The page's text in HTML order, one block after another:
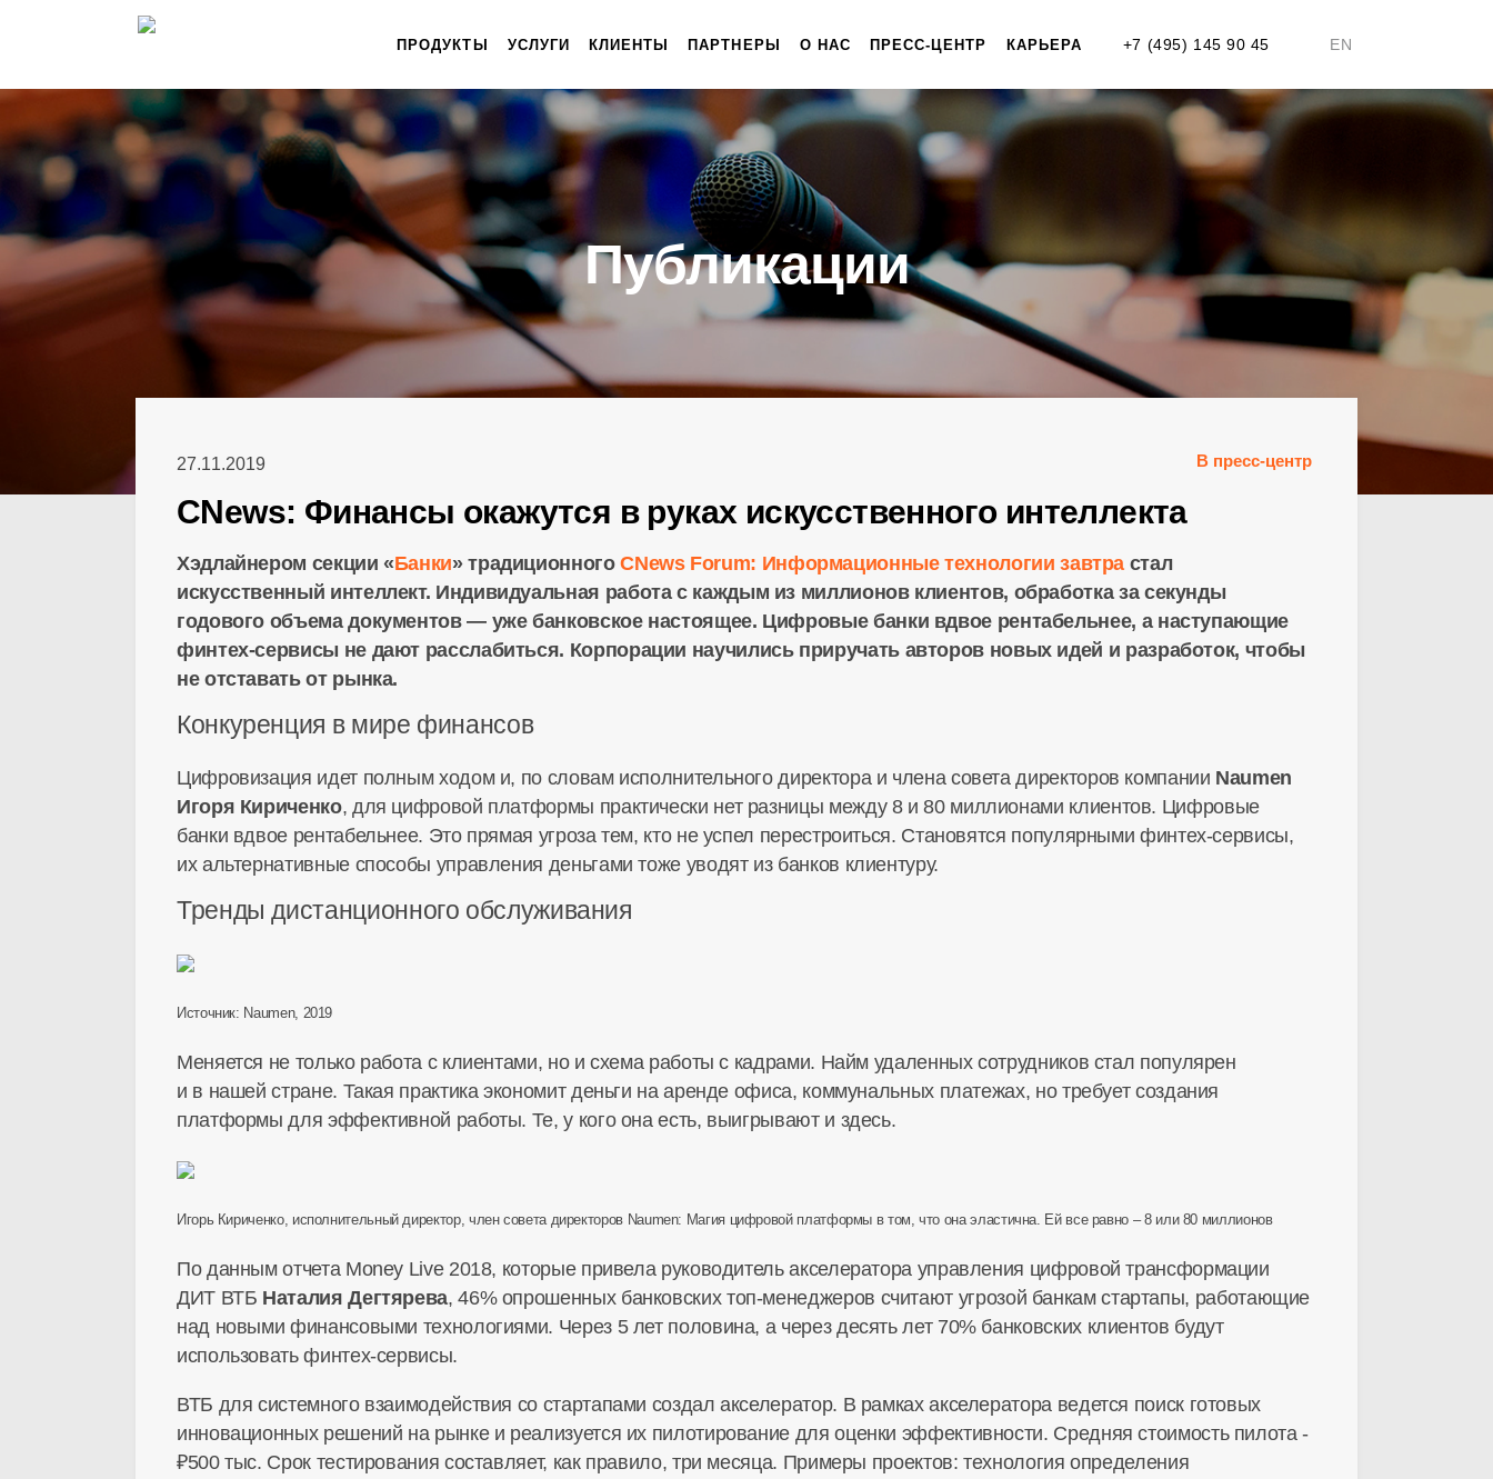
+7 (495) 145 90 45 EN
ПРОДУКТЫ УСЛУГИ КЛИЕНТЫ ПАРТНЕРЫ О НАС ПРЕСС-ЦЕНТР КАРЬЕРА
Публикации
В пресс-центр
27.11.2019
CNews: Финансы окажутся в руках искусственного интеллекта
Хэдлайнером секции «Банки» традиционногоCNews Forum: Информационные технологии завтра стал
искусственный интеллект. Индивидуальная работа с каждым из миллионов клиентов, обработка за секунды
годового объема документов — уже банковское настоящее. Цифровые банки вдвое рентабельнее, а наступающие
финтех-сервисы не дают расслабиться. Корпорации научились приручать авторов новых идей и разработок, чтобы
не отставать от рынка.
Конкуренция в мире финансов
Цифровизация идет полным ходом и, по словам исполнительного директора и члена совета директоров компании Naumen
Игоря Кириченко, для цифровой платформы практически нет разницы между 8 и 80 миллионами клиентов. Цифровые
банки вдвое рентабельнее. Это прямая угроза тем, кто не успел перестроиться. Становятся популярнымифинтех-сервисы,
их альтернативные способы управления деньгами тоже уводят из банков клиентуру.
Тренды дистанционного обслуживания
Источник: Naumen, 2019
Меняется не только работа с клиентами, но и схема работы с кадрами. Найм удаленных сотрудников стал популярен
и в нашей стране. Такая практика экономит деньги на аренде офиса, коммунальных платежах, но требует создания
платформы для эффективной работы. Те, у кого она есть, выигрывают и здесь.
Игорь Кириченко, исполнительный директор, член совета директоров Naumen: Магия цифровой платформы в том, что она эластична. Ей все равно – 8 или 80 миллионов
По данным отчета Money Live 2018, которые привела руководитель акселератора управления цифровой трансформации
ДИТ ВТБ Наталия Дегтярева, 46% опрошенных банковских топ-менеджеров считают угрозой банкам стартапы, работающие
над новыми финансовыми технологиями. Через 5 лет половина, а через десять лет 70% банковских клиентов будут
использоватьфинтех-сервисы.
ВТБ для системного взаимодействия со стартапами создал акселератор. В рамках акселератора ведется поиск готовых
инновационных решений на рынке и реализуется их пилотирование для оценки эффективности. Средняя стоимость пилота -
₽500 тыс. Срок тестирования составляет, как правило, три месяца. Примеры проектов: технология определения